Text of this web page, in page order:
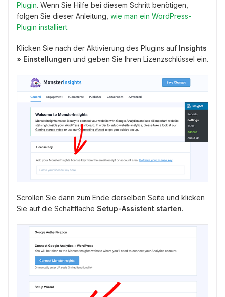
Plugin. Wenn Sie Hilfe bei diesem Schritt benötigen,
folgen Sie dieser Anleitung, wie man ein WordPress-
Plugin installiert.
Klicken Sie nach der Aktivierung des Plugins auf Insights
» Einstellungen und geben Sie Ihren Lizenzschlüssel ein.
Scrollen Sie dann zum Ende derselben Seite und klicken
Sie auf die Schaltfläche Setup-Assistent starten.